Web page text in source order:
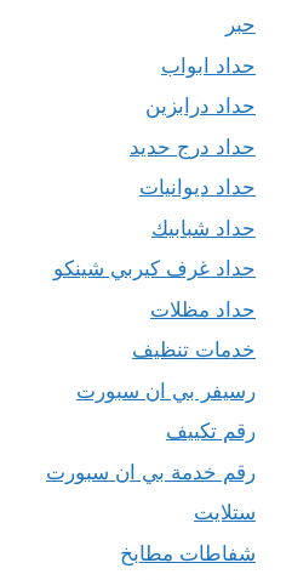
حبر
حداد ابواب
حداد درابزين
حداد درج حديد
حداد ديوانيات
حداد شبابيك
حداد غرف كيربي شينكو
حداد مظلات
خدمات تنظيف
رسيفر بي ان سبورت
رقم تكييف
رقم خدمة بي ان سبورت
ستلايت
شفاطات مطابخ